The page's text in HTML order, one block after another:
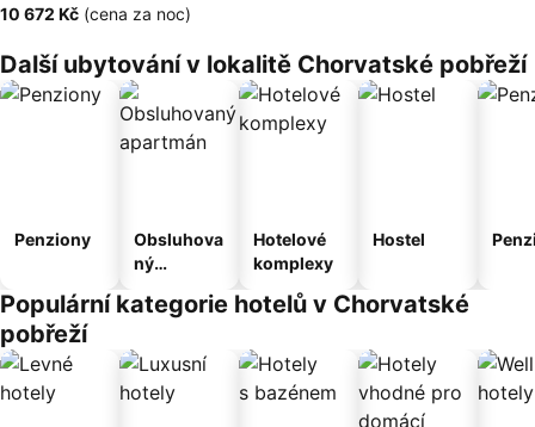
‎10 672 Kč (cena za noc)
Další ubytování v lokalitě Chorvatské pobřeží
Penziony
Obsluhova
ný
Hotelové
komplexy
Hostel
Populární kategorie hotelů v Chorvatské
pobřeží